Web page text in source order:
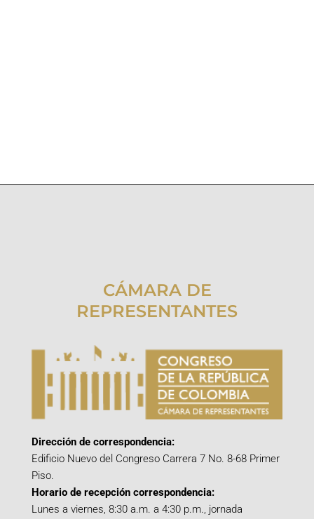
CÁMARA DE
REPRESENTANTES
Dirección de correspondencia:
Edificio Nuevo del Congreso Carrera 7 No. 8-68 Primer
Piso.
Horario de recepción correspondencia:
Lunes a viernes, 8:30 a.m. a 4:30 p.m., jornada